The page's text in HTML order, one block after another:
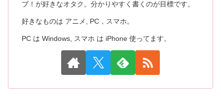
ブ！が好きなオタク。分かりやすく書くのが目標です。
好きなものは アニメ, PC，スマホ。
PC は Windows, スマホ は iPhone 使ってます。